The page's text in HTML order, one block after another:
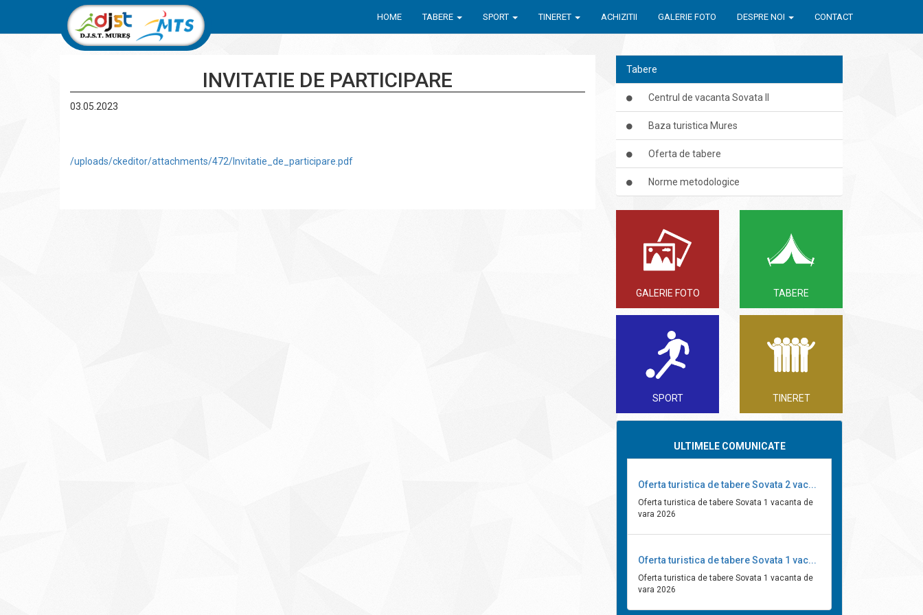
HOME TABERE SPORT TINERET ACHIZITII GALERIE FOTO DESPRE NOI CONTACT
INVITATIE DE PARTICIPARE
03.05.2023
/uploads/ckeditor/attachments/472/Invitatie_de_participare.pdf
Tabere
Centrul de vacanta Sovata II
Baza turistica Mures
Oferta de tabere
Norme metodologice
GALERIE FOTO TABERE
SPORT TINERET
ULTIMELE COMUNICATE
Oferta turistica de tabere Sovata 2 vac...
Oferta turistica de tabere Sovata 1 vacanta de
vara 2026
Oferta turistica de tabere Sovata 1 vac...
Oferta turistica de tabere Sovata 1 vacanta de
vara 2026